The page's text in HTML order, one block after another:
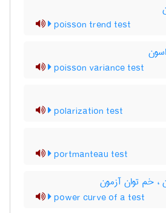
poisson trend test
poisson variance test
polarization test
portmanteau test
، خم توان آزمون
power curve of a test